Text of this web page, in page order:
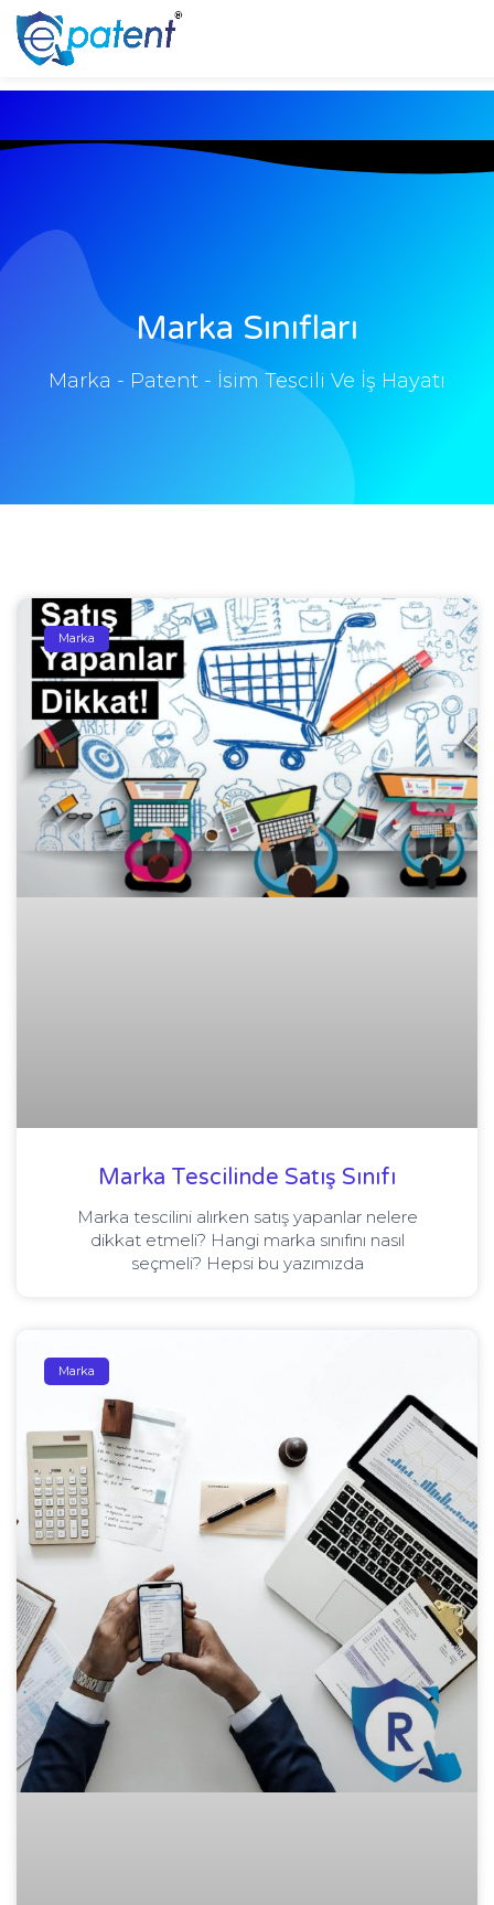
Marka Sınıfları
Marka - Patent - İsim Tescili Ve İş Hayatı
Marka
Marka Tescilinde Satış Sınıfı
Marka tescilini alırken satış yapanlar nelere
dikkat etmeli? Hangi marka sınıfını nasıl
seçmeli? Hepsi bu yazımızda
Marka